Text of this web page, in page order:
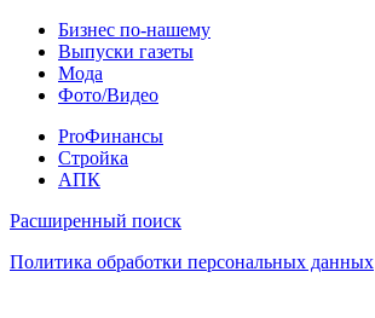
Разное
Бизнес по-нашему
Выпуски газеты
Мода
Фото/Видео
Pro
ProФинансы
Стройка
АПК
Информация
Расширенный поиск
Политика обработки персональных данных